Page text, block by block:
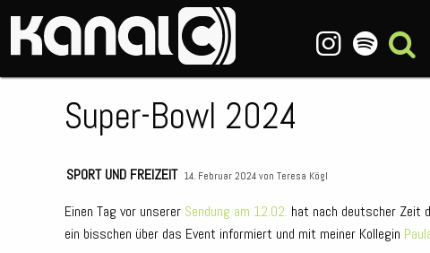
Super-Bowl 2024
SPORT UND FREIZEIT 14. Februar 2024 von Teresa Kögl
Einen Tag vor unserer Sendung am 12.02. hat nach deutscher Zeit
ein bisschen über das Event informiert und mit meiner Kollegin